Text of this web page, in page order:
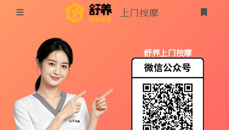
同城按摩
上门按摩
养生按摩
上门按摩
登录
舒养上门按摩